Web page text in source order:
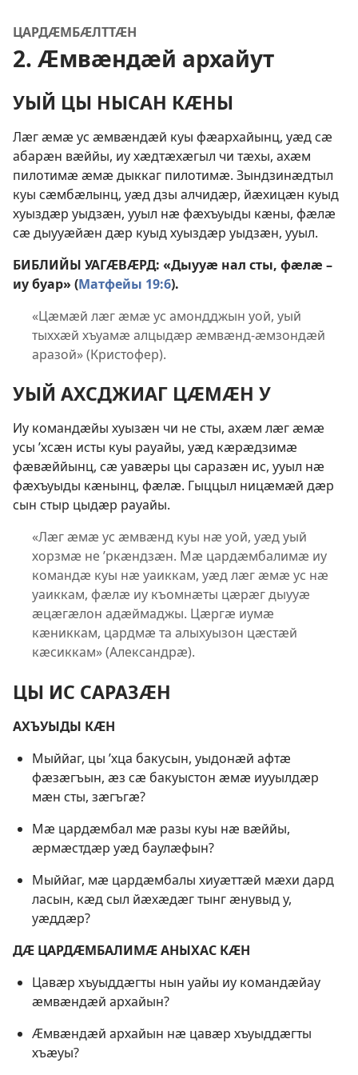
ЦАРДӔМБӔЛТТӔН
2. Ӕмвӕндӕй архайут
УЫЙ ЦЫ НЫСАН КӔНЫ
Лӕг ӕмӕ ус ӕмвӕндӕй куы фӕархайынц, уӕд сӕ
абарӕн вӕййы, иу хӕдтӕхӕгыл чи тӕхы, ахӕм
пилотимӕ ӕмӕ дыккаг пилотимӕ. Зындзинӕдтыл
куы сӕмбӕлынц, уӕд дзы алчидӕр, йӕхицӕн куыд
хуыздӕр уыдзӕн, ууыл нӕ фӕхъуыды кӕны, фӕлӕ
сӕ дыууӕйӕн дӕр куыд хуыздӕр уыдзӕн, ууыл.
БИБЛИЙЫ УАГӔВӔРД: «Дыууӕ нал сты, фӕлӕ –
иу буар» (Матфейы 19:6).
«Цӕмӕй лӕг ӕмӕ ус амондджын уой, уый
тыххӕй хъуамӕ алцыдӕр ӕмвӕнд-ӕмзондӕй
аразой» (Кристофер).
УЫЙ АХСДЖИАГ ЦӔМӔН У
Иу командӕйы хуызӕн чи не сты, ахӕм лӕг ӕмӕ
усы ’хсӕн исты куы рауайы, уӕд кӕрӕдзимӕ
фӕвӕййынц, сӕ уавӕры цы саразӕн ис, ууыл нӕ
фӕхъуыды кӕнынц, фӕлӕ. Гыццыл ницӕмӕй дӕр
сын стыр цыдӕр рауайы.
«Лӕг ӕмӕ ус ӕмвӕнд куы нӕ уой, уӕд уый
хорзмӕ не ’ркӕндзӕн. Мӕ цардӕмбалимӕ иу
командӕ куы нӕ уаиккам, уӕд лӕг ӕмӕ ус нӕ
уаиккам, фӕлӕ иу къомнӕты цӕрӕг дыууӕ
ӕцӕгӕлон адӕймаджы. Цӕргӕ иумӕ
кӕниккам, цардмӕ та алыхуызон цӕстӕй
кӕсиккам» (Александрӕ).
ЦЫ ИС САРАЗӔН
АХЪУЫДЫ КӔН
Мыййаг, цы ’хца бакусын, уыдонӕй афтӕ
фӕзӕгъын, ӕз сӕ бакуыстон ӕмӕ иууылдӕр
мӕн сты, зӕгъгӕ?
Мӕ цардӕмбал мӕ разы куы нӕ вӕййы,
ӕрмӕстдӕр уӕд баулӕфын?
Мыййаг, мӕ цардӕмбалы хиуӕттӕй мӕхи дард
ласын, кӕд сыл йӕхӕдӕг тынг ӕнувыд у,
уӕддӕр?
ДӔ ЦАРДӔМБАЛИМӔ АНЫХАС КӔН
Цавӕр хъуыддӕгты нын уайы иу командӕйау
ӕмвӕндӕй архайын?
Ӕмвӕндӕй архайын нӕ цавӕр хъуыддӕгты
хъӕуы?